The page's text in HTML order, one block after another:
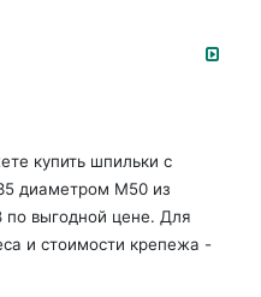
купить шпильки с
диаметром М50 из
по выгодной цене. Для
и стоимости крепежа -